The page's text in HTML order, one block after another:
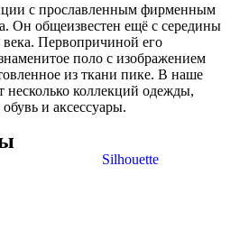
с прославленным фирменным
Он общеизвестен ещё с середины
Первопричиной его
поло с изображением
из ткани пике. В наше
несколько коллекций одежды,
и аксессуары.